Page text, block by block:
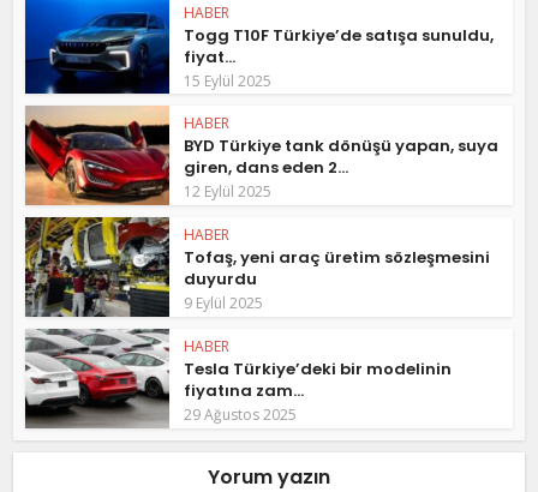
HABER
Togg T10F Türkiye’de satışa sunuldu,
fiyat...
15 Eylül 2025
HABER
BYD Türkiye tank dönüşü yapan, suya
giren, dans eden 2...
12 Eylül 2025
HABER
Tofaş, yeni araç üretim sözleşmesini
duyurdu
9 Eylül 2025
HABER
Tesla Türkiye’deki bir modelinin
fiyatına zam...
29 Ağustos 2025
Yorum yazın